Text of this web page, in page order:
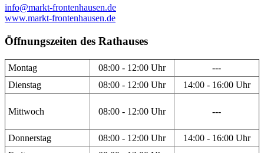
info@markt-frontenhausen.de
www.markt-frontenhausen.de
Öffnungszeiten des Rathauses
Montag 08:00 - 12:00 Uhr
---
Dienstag
08:00 - 12:00 Uhr 14:00 - 16:00 Uhr
Mittwoch 08:00 - 12:00 Uhr ---
Donnerstag 08:00 - 12:00 Uhr
14:00 - 16:00 Uhr